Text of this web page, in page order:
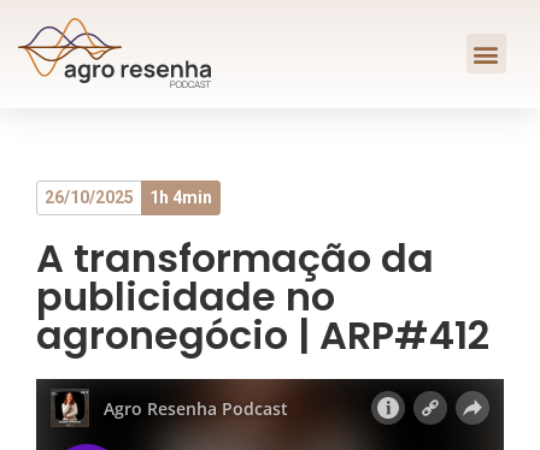
26/10/2025 1h 4min
A transformação da
publicidade no
agronegócio | ARP#412